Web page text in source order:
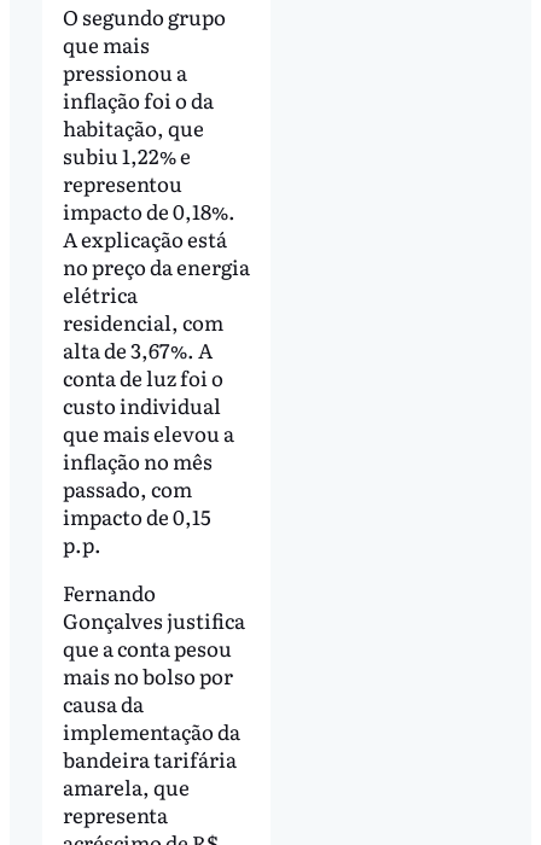
O segundo grupo
que mais
pressionou a
inflação foi o da
habitação, que
subiu 1,22% e
representou
impacto de 0,18%.
A explicação está
no preço da energia
elétrica
residencial, com
alta de 3,67%. A
conta de luz foi o
custo individual
que mais elevou a
inflação no mês
passado, com
impacto de 0,15
p.p.
Fernando
Gonçalves justifica
que a conta pesou
mais no bolso por
causa da
implementação da
bandeira tarifária
amarela, que
representa